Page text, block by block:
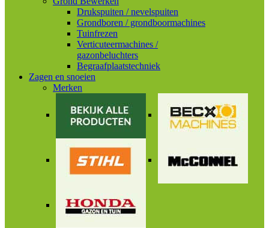
Drukspuiten / nevelspuiten
Grondboren / grondboormachines
Tuinfrezen
Verticuteermachines /
gazonbeluchters
Begraafplaatstechniek
Zagen en snoeien
Merken